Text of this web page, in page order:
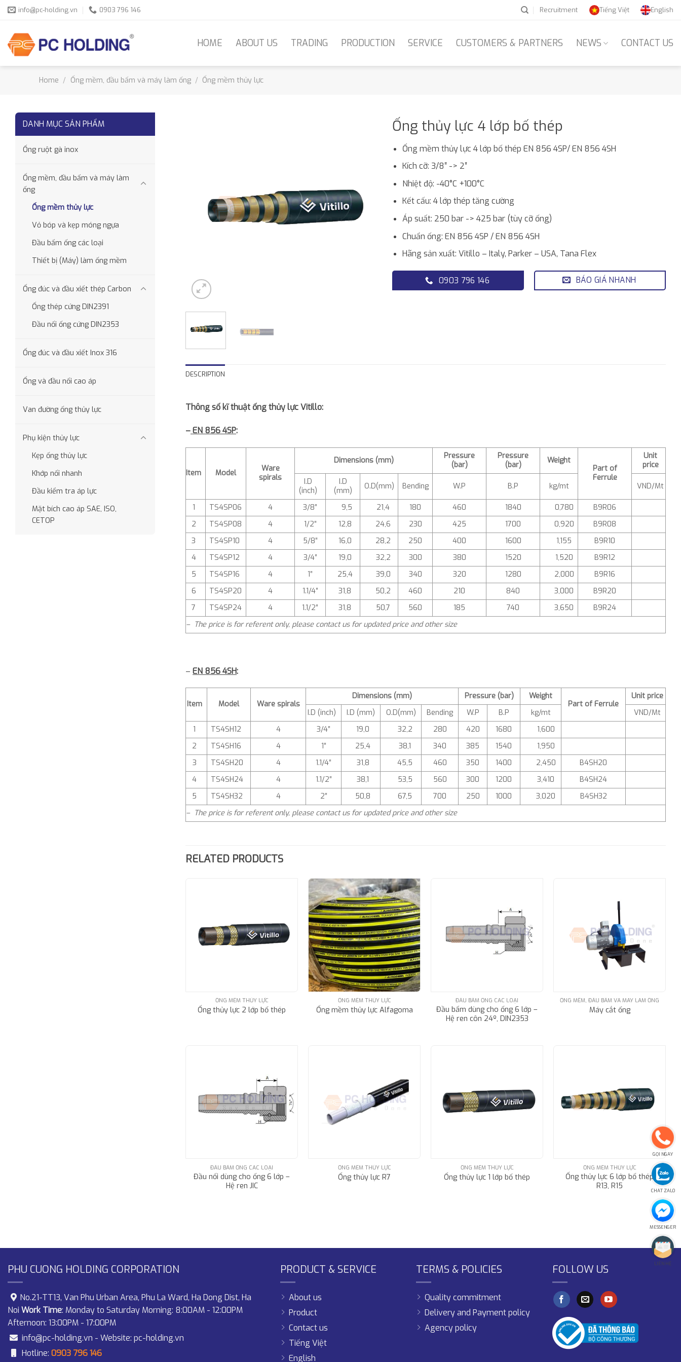
Skip
content
info@pc-holding.vn 0903 796 146 Recruitment Tiếng Việt English
HOME ABOUT US TRADING PRODUCTION SERVICE CUSTOMERS & PARTNERS NEWS CONTACT US
Home / Ống mềm, đầu bấm và máy làm ống / Ống mềm thủy lực
DANH MỤC SẢN PHẨM
Ống ruột gà inox
Ống mềm, đầu bấm và máy làm
ống
Ống mềm thủy lực
Vỏ bóp và kẹp móng ngựa
Đầu bấm ống các loại
Thiết bị (Máy) làm ống mềm
Ống đúc và đầu xiết thép Carbon
Ống thép cứng DIN2391
Đầu nối ống cứng DIN2353
Ống đúc và đầu xiết Inox 316
Ống và đầu nối cao áp
Van đường ống thủy lực
Phụ kiện thủy lực
Kẹp ống thủy lực
Khớp nối nhanh
Đầu kiểm tra áp lực
Mặt bích cao áp SAE, ISO,
CETOP
Ống thủy lực 4 lớp bố thép
Ống mềm thủy lực 4 lớp bố thép EN 856 4SP/ EN 856 4SH
Kích cỡ: 3/8″ -> 2″
Nhiệt độ: -40°C +100°C
Kết cấu: 4 lớp thép tăng cường
Áp suất: 250 bar -> 425 bar (tùy cỡ ống)
Chuẩn ống: EN 856 4SP / EN 856 4SH
Hãng sản xuất: Vitillo – Italy, Parker – USA, Tana Flex
0903 796 146 BÁO GIÁ NHANH
DESCRIPTION
Thông số kĩ thuật ống thủy lực Vitillo:
–EN 856 4SP:
Item Model
Ware
spirals
Dimensions (mm)
Pressure
(bar)
Pressure
(bar)
Weight
Part of
Ferrule
Unit
price
I.D
(inch)
I.D
(mm)
O.D(mm) Bending W.P B.P kg/mt VND/Mt
1 TS4SP06 4 3/8″ 9,5 21,4 180 460 1840 0,780
B9R06
2
TS4SP08 4 1/2″ 12,8 24,6 230 425 1700 0,920
B9R08
3
TS4SP10 4 5/8″ 16,0 28,2 250 400 1600 1,155
B9R10
4
TS4SP12 4 3/4″ 19,0 32,2 300 380 1520 1,520
B9R12
5
TS4SP16 4 1″ 25,4 39,0 340 320 1280 2,000
B9R16
6
TS4SP20 4 1.1/4″ 31,8 50,2 460 210 840 3,000
B9R20
7
TS4SP24 4 1.1/2″ 31,8 50,7 560 185 740 3,650
B9R24
– The price is for referent only, please contact us for updated price and other size
– EN 856 4SH:
Item Model Ware spirals
Dimensions (mm) Pressure (bar)
Weight
Part of Ferrule
Unit price
I.D (inch)
I.D (mm) O.D(mm) Bending W.P B.P kg/mt
VND/Mt
1
TS4SH12 4 3/4″ 19,0 32,2 280 420 1680
1,600
2
TS4SH16 4 1″ 25,4 38,1 340 385 1540
1,950
3
TS4SH20 4 1.1/4″ 31,8 45,5 460 350 1400 2,450
B4SH20
4
TS4SH24 4 1.1/2″ 38,1 53,5 560 300 1200 3,410
B4SH24
5
TS4SH32 4 2″ 50,8 67,5 700 250 1000 3,020
B4SH32
– The price is for referent only, please contact us for updated price and other size
RELATED PRODUCTS
ỐNG MỀM THỦY LỰC
Ống thủy lực 2 lớp bố thép
ỐNG MỀM THỦY LỰC
Ống mềm thủy lực Alfagoma
ĐẦU BẤM ỐNG CÁC LOẠI
Đầu bấm dùng cho ống 6 lớp –
Hệ ren côn 24º, DIN2353
ỐNG MỀM, ĐẦU BẤM VÀ MÁY LÀM ỐNG
Máy cắt ống
ĐẦU BẤM ỐNG CÁC LOẠI
Đầu nối dùng cho ống 6 lớp –
Hệ ren JIC
ỐNG MỀM THỦY LỰC
Ống thủy lực R7
ỐNG MỀM THỦY LỰC
Ống thủy lực 1 lớp bố thép
ỐNG MỀM THỦY LỰC
Ống thủy lực 6 lớp bố thép
R13, R15
PHU CUONG HOLDING CORPORATION
No.21-TT13, Van Phu Urban Area, Phu La Ward, Ha Dong Dist, Ha
Noi Work Time: Monday to Saturday Morning: 8:00AM - 12:00PM
Afternoon: 13:00PM - 17:00PM
info@pc-holding.vn - Website: pc-holding.vn
Hotline: 0903 796 146
PRODUCT & SERVICE
About us
Product
Contact us
Tiếng Việt
English
TERMS & POLICIES
Quality commitment
Delivery and Payment policy
Agency policy
FOLLOW US
GỌI NGAY
CHAT ZALO
MESSENGER
LIÊN HỆ